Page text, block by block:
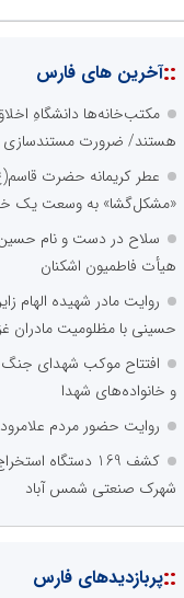
::آخرین های فارس
مکتب‌خانه‌ها دانشگاهِ
هستند/ ضرورت
عطر کریمانه حضرت
«مشکل‌گشا» به وسعت یک
سلاح در دست و نام
هیأت فاطمیون اشکنان
روایت مادر شهیده الهام
حسینی با مظلومیت مادران
افتتاح موکب شهدای جنگ
و خانواده‌های شهدا
روایت حضور مردم
کشف 169 دستگاه
شهرک صنعتی شمس آباد
::پربازدیدهای فارس